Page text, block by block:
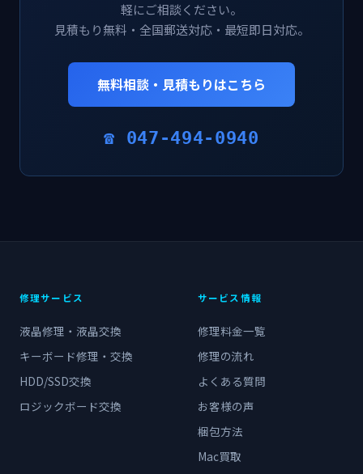
軽にご相談ください。
見積もり無料・全国郵送対応・最短即日対応。
無料相談・見積もりはこちら
☎ 047-494-0940
修理サービス
液晶修理・液晶交換
キーボード修理・交換
HDD/SSD交換
ロジックボード交換
サービス情報
修理料金一覧
修理の流れ
よくある質問
お客様の声
梱包方法
Mac買取